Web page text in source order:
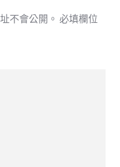
不會公開。 必填欄位